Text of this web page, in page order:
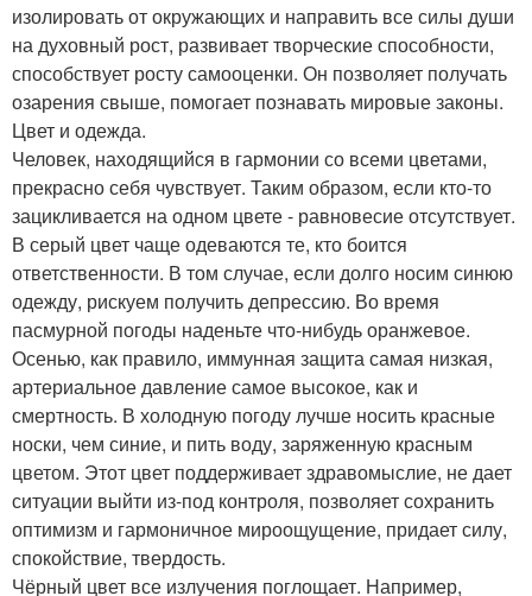
изолировать от окружающих и направить все силы души
на духовный рост, развивает творческие способности,
способствует росту самооценки. Он позволяет получать
озарения свыше, помогает познавать мировые законы.
Цвет и одежда.
Человек, находящийся в гармонии со всеми цветами,
прекрасно себя чувствует. Таким образом, если кто-то
зацикливается на одном цвете - равновесие отсутствует.
В серый цвет чаще одеваются те, кто боится
ответственности. В том случае, если долго носим синюю
одежду, рискуем получить депрессию. Во время
пасмурной погоды наденьте что-нибудь оранжевое.
Осенью, как правило, иммунная защита самая низкая,
артериальное давление самое высокое, как и
смертность. В холодную погоду лучше носить красные
носки, чем синие, и пить воду, заряженную красным
цветом. Этот цвет поддерживает здравомыслие, не дает
ситуации выйти из-под контроля, позволяет сохранить
оптимизм и гармоничное мироощущение, придает силу,
спокойствие, твердость.
Чёрный цвет все излучения поглощает. Например,